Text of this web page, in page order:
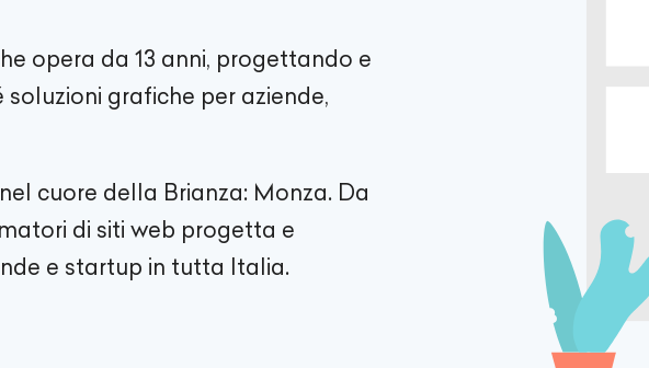
opera da 13 anni, progettando e
grafiche per aziende,
cuore della Brianza: Monza. Da
di siti web progetta e
e startup in tutta Italia.